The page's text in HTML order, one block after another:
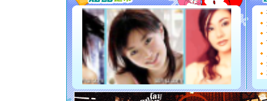
[圣诞节]
如意,快
[元旦]
看
断电。
你是我
[元旦]
如
起；二
离。水
[元旦]
泣，这痛